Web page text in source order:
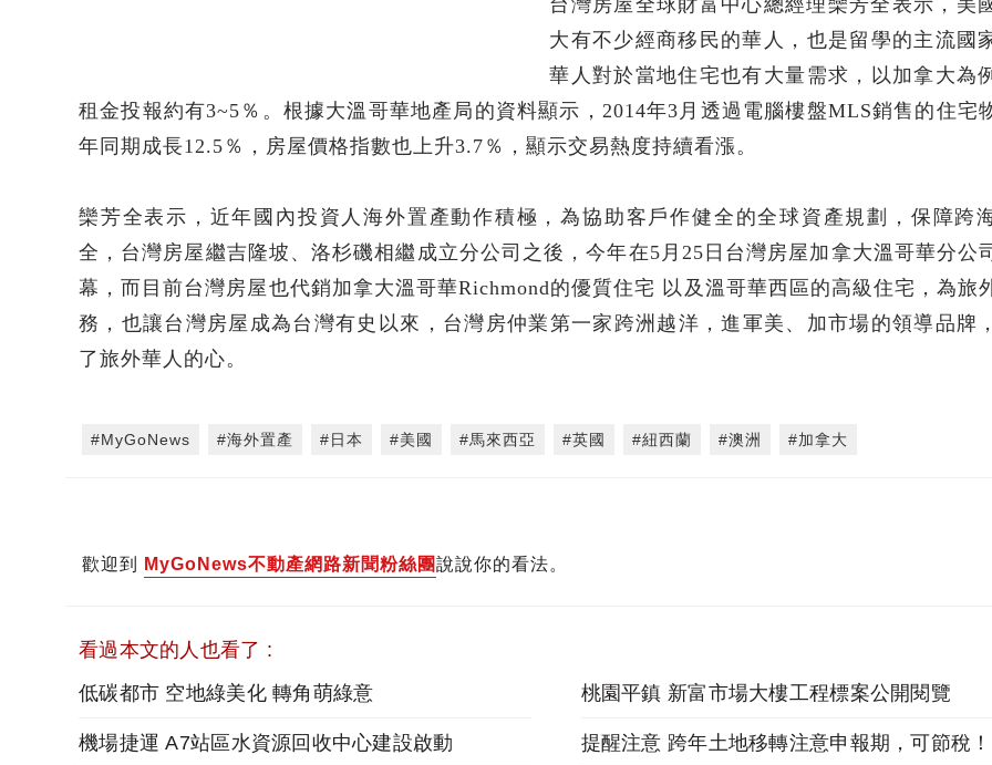
台灣房屋全球財富中心總經理欒芳全表示，美
大有不少經商移民的華人，也是留學的主流國
華人對於當地住宅也有大量需求，以加拿大為
租金投報約有3~5％。根據大溫哥華地產局的資料顯示，2014年3月透過電腦樓盤MLS銷售的住宅
年同期成長12.5％，房屋價格指數也上升3.7％，顯示交易熱度持續看漲。
欒芳全表示，近年國內投資人海外置產動作積極，為協助客戶作健全的全球資產規劃，保障跨
全，台灣房屋繼吉隆坡、洛杉磯相繼成立分公司之後，今年在5月25日台灣房屋加拿大溫哥華分公
幕，而目前台灣房屋也代銷加拿大溫哥華Richmond的優質住宅 以及溫哥華西區的高級住宅，為旅
務，也讓台灣房屋成為台灣有史以來，台灣房仲業第一家跨洲越洋，進軍美、加市場的領導品牌
了旅外華人的心。
#MyGoNews #海外置產 #日本 #美國 #馬來西亞 #英國 #紐西蘭 #澳洲 #加拿大
歡迎到 MyGoNews不動產網路新聞粉絲團說說你的看法。
看過本文的人也看了 :
低碳都市 空地綠美化 轉角萌綠意
桃園平鎮 新富市場大樓工程標案公開閱覽
機場捷運 A7站區水資源回收中心建設啟動 提醒注意 跨年土地移轉注意申報期，可節稅！